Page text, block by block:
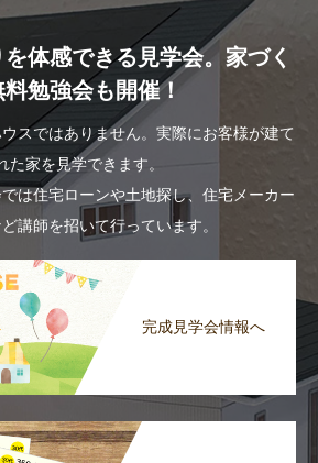
体感できる見学会。家づく
料勉強会も開催！
スではありません。実際にお客様が建て
た家を見学できます。
は住宅ローンや土地探し、住宅メーカー
講師を招いて行っています。
完成見学会情報へ